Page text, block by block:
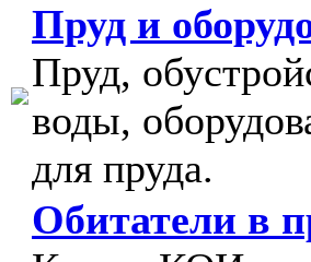
Пруд и
Пруд,
воды,
для пруда.
Обитатели в